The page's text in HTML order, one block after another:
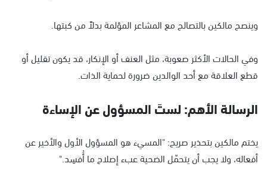
وينصح مالكين بالتصالح مع المشاعر المؤلمة بدلاً من كبتها.
وفي الحالات الأكثر صعوبة، مثل العنف أو الإنكار، قد يكون تقليل أو
قطع العلاقة مع أحد الوالدين ضرورة لحماية الذات.
الرسالة الأهم: لستَ المسؤول عن الإساءة
يختم مالكين بتحذير صريح: "المسيء هو المسؤول الأول والأخير عن
أفعاله، ولا يجب أن يتحمّل الضحية عبء إصلاح ما أُفسِد."